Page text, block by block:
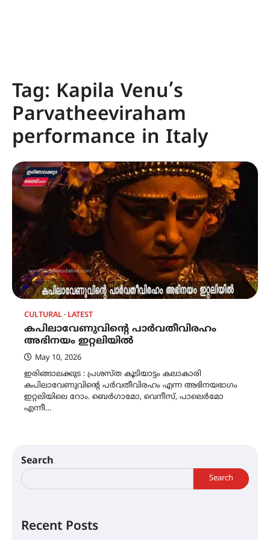
Tag: Kapila Venu’s
Parvatheeviraham
performance in Italy
CULTURAL LATEST
കപിലാവേണുവിൻ്റെ പാർവതീവിരഹം
അഭിനയം ഇറ്റലിയിൽ
May 10, 2026
ഇരിങ്ങാലക്കുട : പ്രശസ്ത കൂടിയാട്ടം കലാകാരി
കപിലാവേണുവിൻ്റെ പർവതീവിരഹം എന്ന അഭിനയഭാഗം
ഇറ്റലിയിലെ റോം. ബെർഗാമോ, വെനീസ്, പാലെർമോ
എന്നീ…
Search
Search
Recent Posts